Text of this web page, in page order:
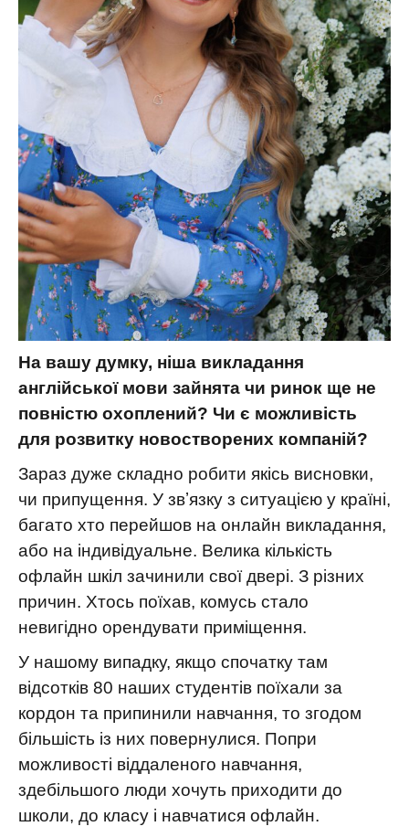
На вашу думку, ніша викладання
англійської мови зайнята чи ринок ще не
повністю охоплений? Чи є можливість
для розвитку новостворених компаній?
Зараз дуже складно робити якісь висновки,
чи припущення. У звʼязку з ситуацією у країні,
багато хто перейшов на онлайн викладання,
або на індивідуальне. Велика кількість
офлайн шкіл зачинили свої двері. З різних
причин. Хтось поїхав, комусь стало
невигідно орендувати приміщення.
У нашому випадку, якщо спочатку там
відсотків 80 наших студентів поїхали за
кордон та припинили навчання, то згодом
більшість із них повернулися. Попри
можливості віддаленого навчання,
здебільшого люди хочуть приходити до
школи, до класу і навчатися офлайн.